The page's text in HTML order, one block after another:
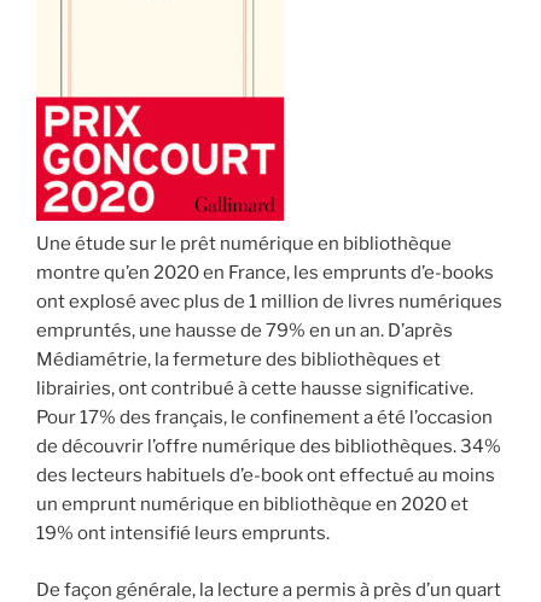
Une étude sur le prêt numérique en bibliothèque
montre qu’en 2020 en France, les emprunts d’e-books
ont explosé avec plus de 1 million de livres numériques
empruntés, une hausse de 79% en un an. D’après
Médiamétrie, la fermeture des bibliothèques et
librairies, ont contribué à cette hausse significative.
Pour 17% des français, le confinement a été l’occasion
de découvrir l’offre numérique des bibliothèques. 34%
des lecteurs habituels d’e-book ont effectué au moins
un emprunt numérique en bibliothèque en 2020 et
19% ont intensifié leurs emprunts.
De façon générale, la lecture a permis à près d’un quart